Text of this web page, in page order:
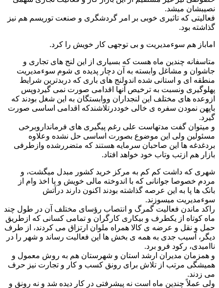
نصیبشان میشد.
فعالیتی که تاثیری خوبی بر امر گردشگری و صنعت توریسم هم نیز
گذاشته بود.
اماباز هم سوءمدیریت و بی توجهی کار خویش را کرد.
متاسفانه چندین ماه هست که بسیاری از این لنج های تجاری و
جاشوان و مشاغل وابسته به آن دچار پدیده ی شوم سوءمدیریت
منطقه ای و استانی شده اندولنج های باری که دربدترین شرایط
پهلوگیری ونسبت به ترخیص آنها اقدامی صورت نمی گیردوپس
ازوعده های مختلف این لنجداران ووابستگان به این شغل بودند که
باپهن نمودن سفره ی خالی خوددرتلاشندکه اقدامی اساسی صورت
گیرد.
و میتوان گفت مدتهاست علی رغم پیگیری های فرمانداروبرخی
مسئولین ولی این موضوع بصورت اساسی حل نشده وعلاوه
بردغدغه ها این صاحبان سرمایه هستند که متضررشده وازطرفی
بازار هم ازتب وتاب خود خواهد افتاد.
شهری که داشت کم کم به مرکز خرید کشور مبدل میگشت، و
مردم خصوصا جوانانی که با اندوخته مالی خویش و یا اخذ وام از
بانک ها پا به این عرصه گذاشته بودند اکنون دارند درآتش
سوءمدیریت میسوزند.
راکد ماندن فعالیت گمرگ و انتصاب رؤسای مختلف آن در طول چند
ماه کوتاه از یکطرف و بیکاری کارگران و تمامی کسانی که ازطریق
حمل و نقل و عرضه ی کالا همراه ملوان ارتزاق می کردند، از طرف
دیگر، آسیب جدی به همه ی بخش ها این فعالیت رساند و شهر را در
ناامیدی، رکود فرو برد.
و همزمان مدیران ارشد استان و شهرستان هم به روش معمول و
همیشگی مرتب از تلاش برای رونق کسب و کار و تجارت نیز حرف
می زدند.
ولی عملاً چندین ماه است نه پیشرفتی در کار دیده شد و نه رونق و